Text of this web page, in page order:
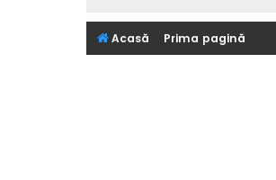
Acasă Prima pagină